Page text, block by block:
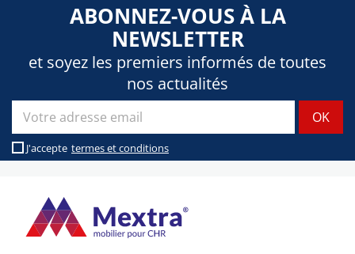
ABONNEZ-VOUS À LA
NEWSLETTER
et soyez les premiers informés de toutes
nos actualités
J'accepte termes et conditions